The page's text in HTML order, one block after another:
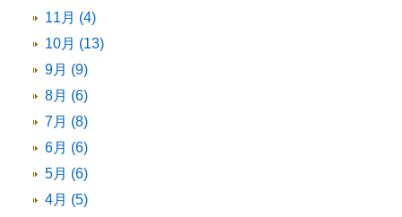
11月 (4)
10月 (13)
9月 (9)
8月 (6)
7月 (8)
6月 (6)
5月 (6)
4月 (5)